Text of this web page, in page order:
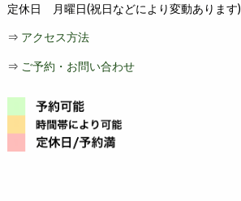
定休日 月曜日(祝日などにより変動あります)
⇒ アクセス方法
⇒ ご予約・お問い合わせ